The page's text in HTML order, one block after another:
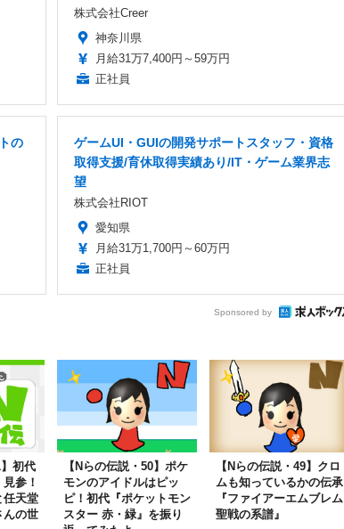
株式会社Creer
神奈川県
月給31万7,400円～59万円
正社員
の
ゲームUI・GUIの開発サポートスタッフ・資格
取得支援/育休取得実績あり/IT・ゲーム業界志
望
株式会社RIOT
愛知県
月給31万1,700円～60万円
正社員
Sponsored by
】初代
参！
任天堂
んの世
【Nらの伝説・50】ポケ
モンのアイドルはピッ
ピ！初代『ポケットモン
スター 赤・緑』を振り
【Nらの伝説・49】クロ
ムも知っているかの伝承
『ファイアーエムブレム
聖戦の系譜』